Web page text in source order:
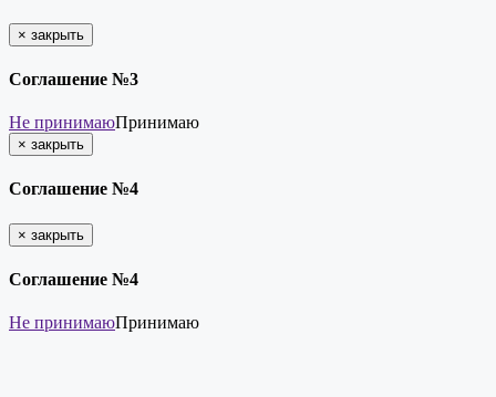
× закрыть
Соглашение №3
Не принимаюПринимаю
× закрыть
Соглашение №4
× закрыть
Соглашение №4
Не принимаюПринимаю